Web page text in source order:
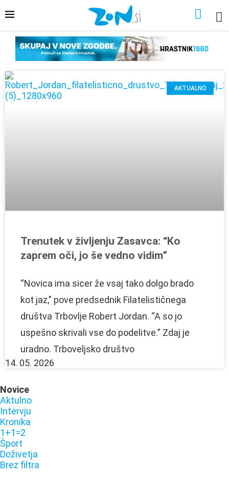
AKTUALNO
Trenutek v življenju Zasavca: “Ko
zaprem oči, jo še vedno vidim”
“Novica ima sicer že vsaj tako dolgo brado
kot jaz,” pove predsednik Filatelističnega
društva Trbovlje Robert Jordan. “A so jo
uspešno skrivali vse do podelitve.” Zdaj je
uradno. Trboveljsko društvo
14. 05. 2026
Novice
Aktulno
Intervju
Kronika
1+1=2
Šport
Doživetja
Brez filtra